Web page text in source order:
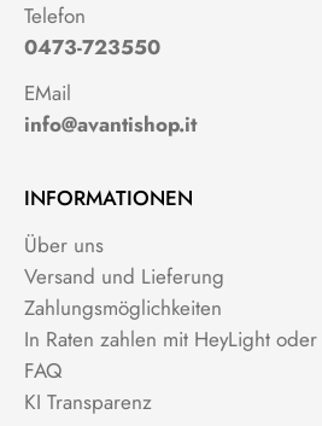
Telefon
0473-723550
EMail
info@avantishop.it
INFORMATIONEN
Über uns
Versand und Lieferung
Zahlungsmöglichkeiten
In Raten zahlen mit HeyLight oder
FAQ
KI Transparenz